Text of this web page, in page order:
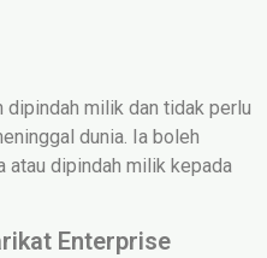
milik dan tidak perlu
dunia. Ia boleh
atau dipindah milik kepada
Enterprise